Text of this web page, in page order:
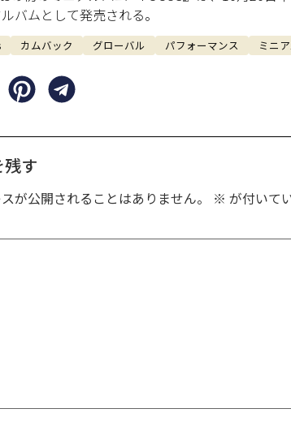
バムとして発売される。
カムバック グローバル パフォーマンス ミニ
残す
が公開されることはありません。 ※ が付いて